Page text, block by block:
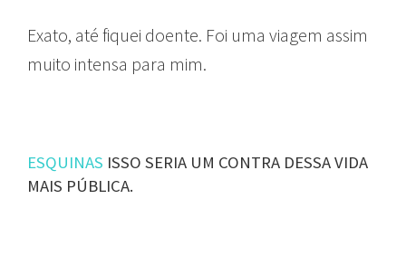
Exato, até fiquei doente. Foi uma viagem assim
muito intensa para mim.
ESQUINAS ISSO SERIA UM CONTRA DESSA VIDA
MAIS PÚBLICA.